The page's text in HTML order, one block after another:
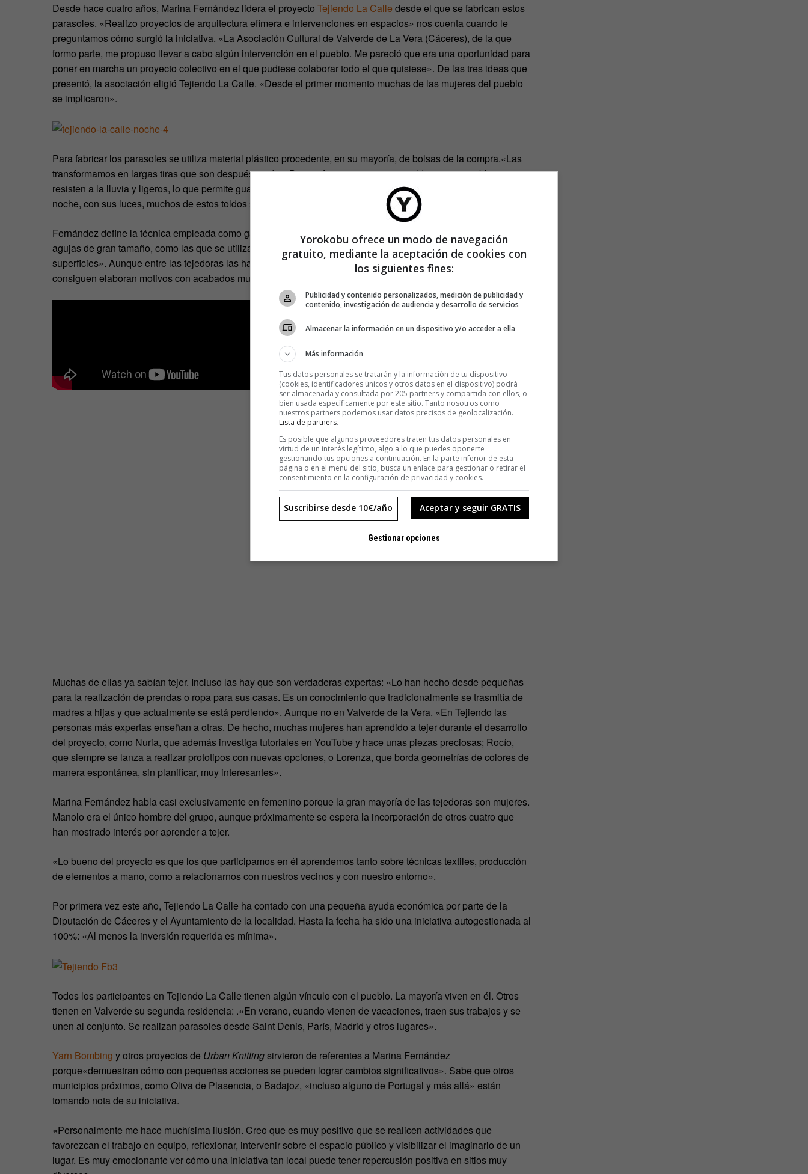
Desde hace cuatro años, Marina Fernández lidera el proyecto Tejiendo La Calle desde el que se fabrican estos
parasoles. «Realizo proyectos de arquitectura efímera e intervenciones en espacios» nos cuenta cuando le
preguntamos cómo surgió la iniciativa. «La Asociación Cultural de Valverde de La Vera (Cáceres), de la que
formo parte, me propuso llevar a cabo algún intervención en el pueblo. Me pareció que era una oportunidad para
poner en marcha un proyecto colectivo en el que pudiese colaborar todo el que quisiese». De las tres ideas que
presentó, la asociación eligió Tejiendo La Calle. «Desde el primer momento muchas de las mujeres del pueblo
se implicaron».
Para fabricar los parasoles se utiliza material plástico procedente, en su mayoría, de bolsas de la compra.«Las
transformamos en largas tiras que son después tejidas. De esa forma conseguimos toldos impermeables, que
resisten a la lluvia y ligeros, lo que permite guardarlos de año en año sin que ocupen mucho espacio». Por la
noche, con sus luces, muchos de estos toldos sirven para guiar a los paseantes hasta la plaza del pueblo.
Fernández define la técnica empleada como ganchillo XXL. «Para realizar los tejidos a gran escala utilizamos
agujas de gran tamaño, como las que se utilizan para tejer trapillo. De esta manera podemos cubrir grandes
superficies». Aunque entre las tejedoras las hay que prefieren utilizar la aguja clásica de ganchillo y con ella
consiguen elaboran motivos con acabados muy cuidados.
Muchas de ellas ya sabían tejer. Incluso las hay que son verdaderas expertas: «Lo han hecho desde pequeñas
para la realización de prendas o ropa para sus casas. Es un conocimiento que tradicionalmente se trasmitía de
madres a hijas y que actualmente se está perdiendo». Aunque no en Valverde de la Vera. «En Tejiendo las
personas más expertas enseñan a otras. De hecho, muchas mujeres han aprendido a tejer durante el desarrollo
del proyecto, como Nuria, que además investiga tutoriales en YouTube y hace unas piezas preciosas; Rocío,
que siempre se lanza a realizar prototipos con nuevas opciones, o Lorenza, que borda geometrías de colores de
manera espontánea, sin planificar, muy interesantes».
Marina Fernández habla casi exclusivamente en femenino porque la gran mayoría de las tejedoras son mujeres.
Manolo era el único hombre del grupo, aunque próximamente se espera la incorporación de otros cuatro que
han mostrado interés por aprender a tejer.
«Lo bueno del proyecto es que los que participamos en él aprendemos tanto sobre técnicas textiles, producción
de elementos a mano, como a relacionarnos con nuestros vecinos y con nuestro entorno».
Por primera vez este año, Tejiendo La Calle ha contado con una pequeña ayuda económica por parte de la
Diputación de Cáceres y el Ayuntamiento de la localidad. Hasta la fecha ha sido una iniciativa autogestionada al
100%: «Al menos la inversión requerida es mínima».
Todos los participantes en Tejiendo La Calle tienen algún vínculo con el pueblo. La mayoría viven en él. Otros
tienen en Valverde su segunda residencia: .«En verano, cuando vienen de vacaciones, traen sus trabajos y se
unen al conjunto. Se realizan parasoles desde Saint Denis, París, Madrid y otros lugares».
Yarn Bombing y otros proyectos de Urban Knittingsirvieron de referentes a Marina Fernández
porque«demuestran cómo con pequeñas acciones se pueden lograr cambios significativos». Sabe que otros
municipios próximos, como Oliva de Plasencia, o Badajoz, «incluso alguno de Portugal y más allá» están
tomando nota de su iniciativa.
«Personalmente me hace muchísima ilusión. Creo que es muy positivo que se realicen actividades que
favorezcan el trabajo en equipo, reflexionar, intervenir sobre el espacio público y visibilizar el imaginario de un
lugar. Es muy emocionante ver cómo una iniciativa tan local puede tener repercusión positiva en sitios muy
Yorokobu ofrece un modo de navegación
gratuito, mediante la aceptación de cookies con
los siguientes fines:
Publicidad y contenido personalizados, medición de publicidad y
contenido, investigación de audiencia y desarrollo de servicios
Almacenar la información en un dispositivo y/o acceder a ella
Más información
Tus datos personales se tratarán y la información de tu dispositivo
(cookies, identificadores únicos y otros datos en el dispositivo) podrá
ser almacenada y consultada por 205 partners y compartida con ellos, o
bien usada específicamente por este sitio. Tanto nosotros como
nuestros partners podemos usar datos precisos de geolocalización.
Lista de partners.
Es posible que algunos proveedores traten tus datos personales en
virtud de un interés legítimo, algo a lo que puedes oponerte
gestionando tus opciones a continuación. En la parte inferior de esta
página o en el menú del sitio, busca un enlace para gestionar o retirar el
consentimiento en la configuración de privacidad y cookies.
Aceptar y seguir GRATIS
Suscribirse desde 10€/año
Gestionar opciones